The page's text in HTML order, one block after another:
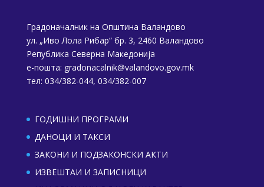
Градоначалник на Општина Валандово
ул. „Иво Лола Рибар“ бр. 3, 2460 Валандово
Република Северна Македонија
е-пошта: gradonacalnik@valandovo.gov.mk
тел: 034/382-044, 034/382-007
ГОДИШНИ ПРОГРАМИ
ДАНОЦИ И ТАКСИ
ЗАКОНИ И ПОДЗАКОНСКИ АКТИ
ИЗВЕШТАИ И ЗАПИСНИЦИ